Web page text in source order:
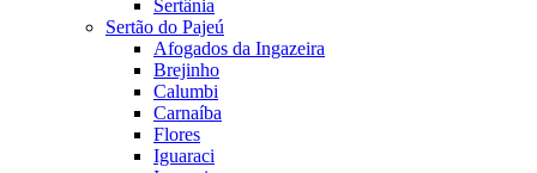
Sertânia
Sertão do Pajeú
Afogados da Ingazeira
Brejinho
Calumbi
Carnaíba
Flores
Iguaraci